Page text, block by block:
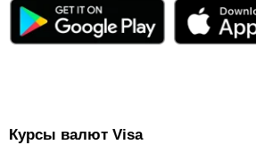
Курсы валют Visa